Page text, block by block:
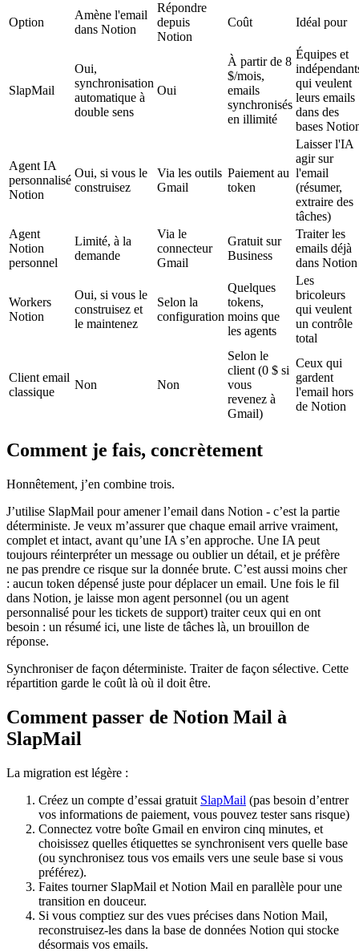
Option
Amène l'email
dans Notion
Répondre
depuis
Notion
Coût Idéal pour
SlapMail
Oui,
synchronisation
automatique à
double sens
Oui
À partir de 8
$/mois,
emails
synchronisés
en illimité
Équipes et
qui veulent
leurs emails
dans des
bases
Agent IA
personnalisé
Notion
Oui, si vous le
construisez
Via les outils
Gmail
Paiement au
token
Laisser l'IA
agir sur
l'email
(résumer,
extraire des
tâches)
Agent
Notion
personnel
Limité, à la
demande
Via le
connecteur
Gmail
Gratuit sur
Business
Traiter les
emails déjà
dans Notion
Workers
Notion
Oui, si vous le
construisez et
le maintenez
Selon la
configuration
Quelques
tokens,
moins que
les agents
Les
bricoleurs
qui veulent
un contrôle
total
Client email
classique
Non Non
Selon le
client (0 $ si
vous
revenez à
Gmail)
Ceux qui
gardent
l'email hors
de Notion
Comment je fais, concrètement
Honnêtement, j’en combine trois.
J’utilise SlapMail pour amener l’email dans Notion - c’est la partie
déterministe. Je veux m’assurer que chaque email arrive vraiment,
complet et intact, avant qu’une IA s’en approche. Une IA peut
toujours réinterpréter un message ou oublier un détail, et je préfère
ne pas prendre ce risque sur la donnée brute. C’est aussi moins cher
: aucun token dépensé juste pour déplacer un email. Une fois le fil
dans Notion, je laisse mon agent personnel (ou un agent
personnalisé pour les tickets de support) traiter ceux qui en ont
besoin : un résumé ici, une liste de tâches là, un brouillon de
réponse.
Synchroniser de façon déterministe. Traiter de façon sélective. Cette
répartition garde le coût là où il doit être.
Comment passer de Notion Mail à
SlapMail
La migration est légère :
Créez un compte d’essai gratuit SlapMail (pas besoin d’entrer
vos informations de paiement, vous pouvez tester sans risque)
Connectez votre boîte Gmail en environ cinq minutes, et
choisissez quelles étiquettes se synchronisent vers quelle base
(ou synchronisez tous vos emails vers une seule base si vous
préférez).
Faites tourner SlapMail et Notion Mail en parallèle pour une
transition en douceur.
Si vous comptiez sur des vues précises dans Notion Mail,
reconstruisez-les dans la base de données Notion qui stocke
désormais vos emails.